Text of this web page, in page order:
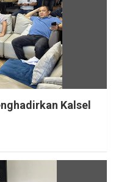
Kalsel